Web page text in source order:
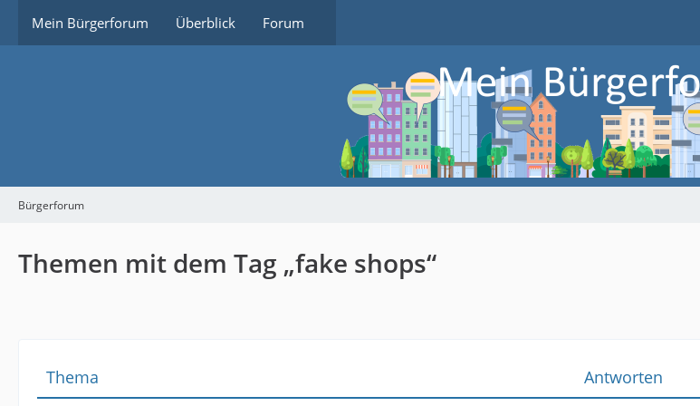
Mein Bürgerforum Überblick Forum
Bürgerforum
Themen mit dem Tag „fake shops“
Thema Antworten